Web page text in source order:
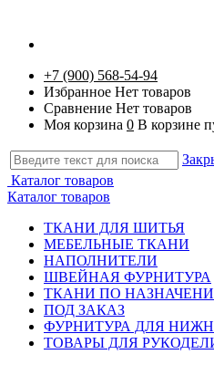
+7 (900) 568-54-94
Избранное Нет товаров
Сравнение Нет товаров
Моя корзина 0 В корзине
Каталог товаров
Каталог товаров
ТКАНИ ДЛЯ ШИТЬЯ
МЕБЕЛЬНЫЕ ТКАНИ
НАПОЛНИТЕЛИ
ШВЕЙНАЯ ФУРНИТУРА
ТКАНИ ПО
ПОД ЗАКАЗ
ФУРНИТУРА ДЛЯ
ТОВАРЫ ДЛЯ